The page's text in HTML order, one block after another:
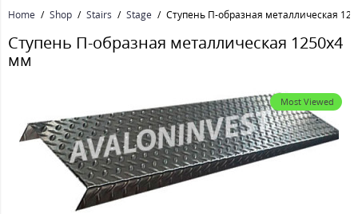
Home Shop Stairs Stage Ступень П-образная металлическая
Ступень П-образная металлическая 1250x4
мм
Most Viewed